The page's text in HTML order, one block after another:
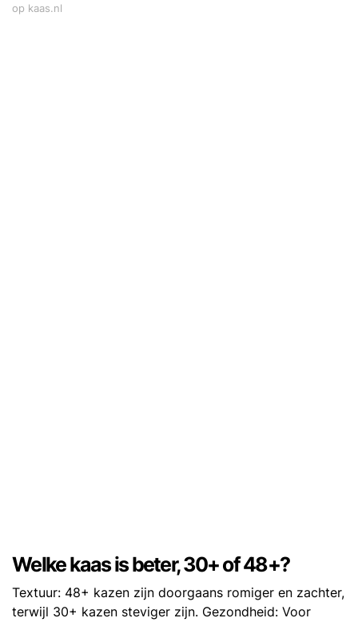
op kaas.nl
Welke kaas is beter, 30+ of 48+?
Textuur: 48+ kazen zijn doorgaans romiger en zachter,
terwijl 30+ kazen steviger zijn. Gezondheid: Voor